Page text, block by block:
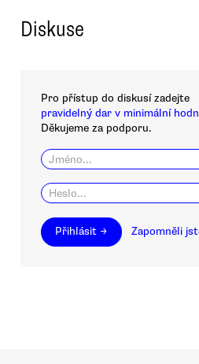
Diskuse
Pro přístup do diskusí zadejte
pravidelný dar v minimální
Děkujeme za podporu.
Přihlásit → Zapomněli